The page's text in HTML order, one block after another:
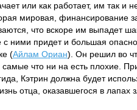
или как работает, им так и
мировая, финансирование
что вскоре им выпадет
ними придет и большая
(Айлам Ориан). Он решил во
самые что ни на есть плохие.
Кэтрин должна будет
отца, оказавшегося в лапах